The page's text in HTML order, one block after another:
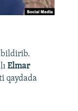
bildirib.
Elmar
qaydada